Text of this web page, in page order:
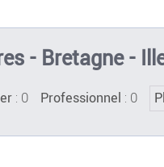
- Bretagne -
: 0 Professionnel : 0